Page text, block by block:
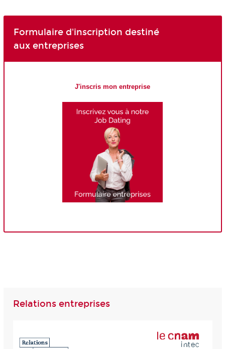
Formulaire d'inscription destiné
aux entreprises
J'inscris mon entreprise
Relations entreprises